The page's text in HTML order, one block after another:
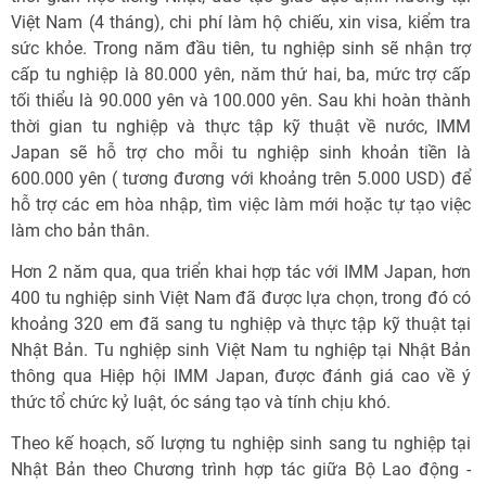
Việt Nam (4 tháng), chi phí làm hộ chiếu, xin visa, kiểm tra
sức khỏe. Trong năm đầu tiên, tu nghiệp sinh sẽ nhận trợ
cấp tu nghiệp là 80.000 yên, năm thứ hai, ba, mức trợ cấp
tối thiểu là 90.000 yên và 100.000 yên. Sau khi hoàn thành
thời gian tu nghiệp và thực tập kỹ thuật về nước, IMM
Japan sẽ hỗ trợ cho mỗi tu nghiệp sinh khoản tiền là
600.000 yên ( tương đương với khoảng trên 5.000 USD) để
hỗ trợ các em hòa nhập, tìm việc làm mới hoặc tự tạo việc
làm cho bản thân.
Hơn 2 năm qua, qua triển khai hợp tác với IMM Japan, hơn
400 tu nghiệp sinh Việt Nam đã được lựa chọn, trong đó có
khoảng 320 em đã sang tu nghiệp và thực tập kỹ thuật tại
Nhật Bản. Tu nghiệp sinh Việt Nam tu nghiệp tại Nhật Bản
thông qua Hiệp hội IMM Japan, được đánh giá cao về ý
thức tổ chức kỷ luật, óc sáng tạo và tính chịu khó.
Theo kế hoạch, số lượng tu nghiệp sinh sang tu nghiệp tại
Nhật Bản theo Chương trình hợp tác giữa Bộ Lao động -